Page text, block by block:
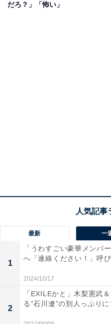
だろ？」「怖い」
最新 一
1
「うわすごい豪華メンバ
へ「連絡ください！」呼
2024/10/17
2
「EXILEかと」木梨憲武
る“石川遼”の別人っぷり